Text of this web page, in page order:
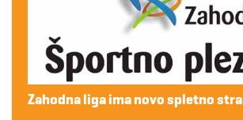
Zahodna liga ima novo spletno